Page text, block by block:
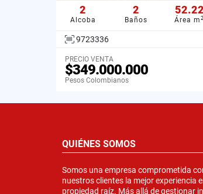
2
Alcoba
2
Baños
52.22
Área m 2
9723336
PRECIO VENTA
$349.000.000
Pesos Colombianos
QUIÉNES SOMOS
Somos una empresa comprometida
nuestros clientes la mejor experiencia
propiedad raíz. Más allá de gestionar